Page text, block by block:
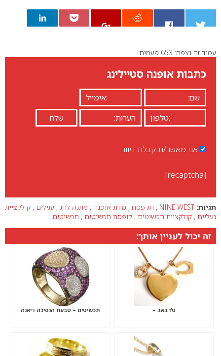
0
עמוד זה נצפה: 653 פעמים
כתבות אופנה סטיילינג
אני מאשר/ת קבלת דיוור
[recaptcha]
תגיות: NINE WEST
, חג פסח , מותג אופנה , מתנה לחג , עגילים , קולקציית
נעליים , קולקציית תכשיטים , קופסת תכשיטים , תכשיטים
זה יכול לעניין אותך:
ט’ו באב – תכשיטים – טבעת הנסיכה דיאנה